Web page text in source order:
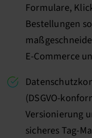
Formulare,
Bestellungen
E-Commerce
(DSGVO-
Versionierung
sicheres Tag-